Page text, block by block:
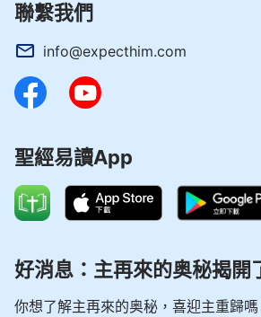
聯繫我們
info@expecthim.com
聖經易讀App
好消息：主再來的奥秘揭開
你想了解主再來的奥秘，喜迎主重歸